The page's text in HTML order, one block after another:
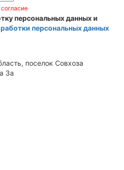
персональных данных и
персональных данных
поселок Совхоза
3а